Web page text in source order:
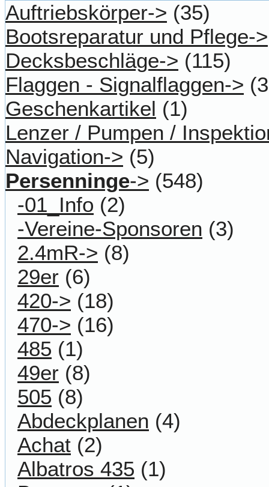
Auftriebskörper-> (35)
Bootsreparatur und Pflege->
Decksbeschläge-> (115)
Flaggen - Signalflaggen->
Geschenkartikel (1)
Lenzer / Pumpen /
Navigation-> (5)
Persenninge-> (548)
-01_Info (2)
-Vereine-Sponsoren (3)
2.4mR-> (8)
29er (6)
420-> (18)
470-> (16)
485 (1)
49er (8)
505 (8)
Abdeckplanen (4)
Achat (2)
Albatros 435 (1)